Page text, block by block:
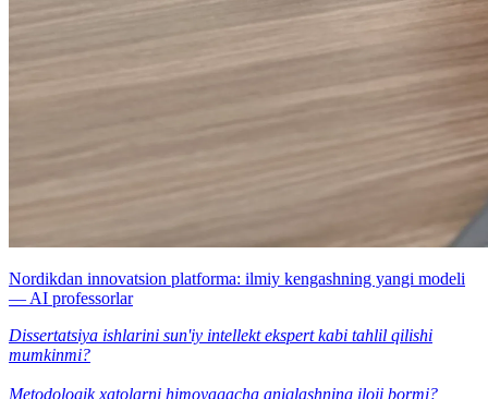
Nordikdan innovatsion platforma: ilmiy kengashning yangi modeli
— AI professorlar
Dissertatsiya ishlarini sun'iy intellekt ekspert kabi tahlil qilishi
mumkinmi?
Metodologik xatolarni himoyagacha aniqlashning iloji bormi?